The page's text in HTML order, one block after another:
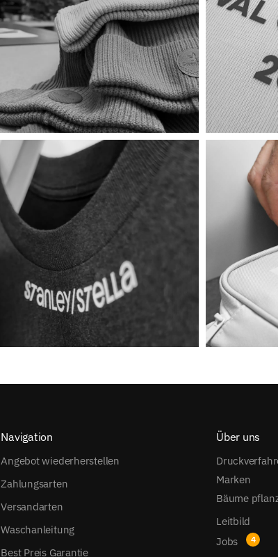
Navigation
Angebot wiederherstellen
Zahlungsarten
Versandarten
Waschanleitung
Best Preis Garantie
Über uns
Marken
Bäume
Leitbild
Jobs